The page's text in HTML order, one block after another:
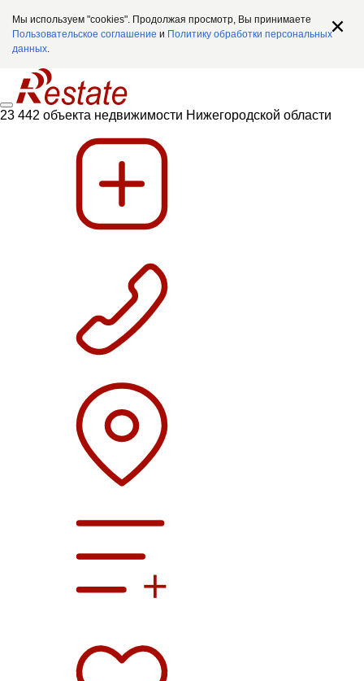
Мы используем "cookies". Продолжая просмотр, Вы принимаете
Пользовательское соглашение и Политику обработки персональных
данных.
23 442 объекта недвижимости Нижегородской области